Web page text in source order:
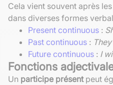
Cela vient souvent après les
dans diverses formes
Present continuous :
Past continuous :
Future continuous : I
Fonctions
Un participe présentpeut